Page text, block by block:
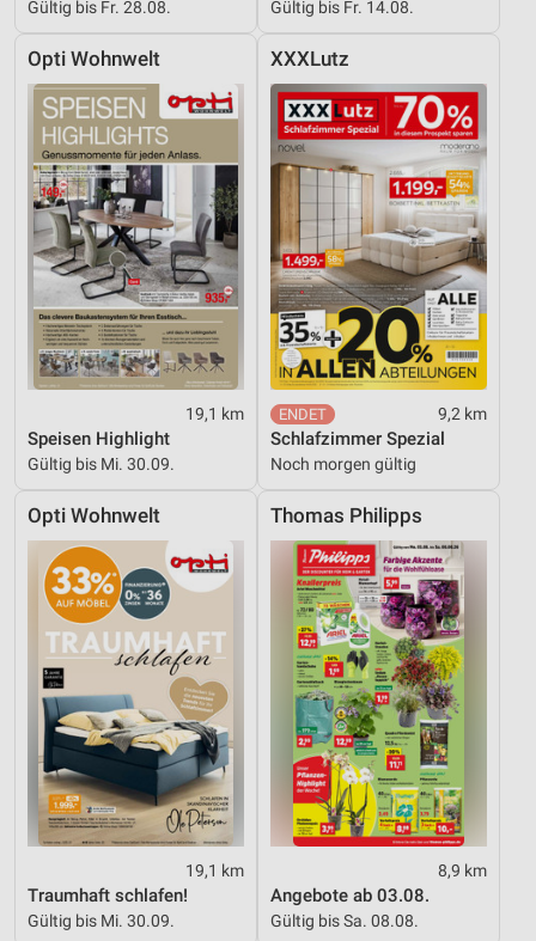
Gültig bis Fr. 28.08. Gültig bis Fr. 14.08.
Opti Wohnwelt
19,1 km
Speisen Highlight
Gültig bis Mi. 30.09.
XXXLutz
9,2 km
Schlafzimmer Spezial
Noch morgen gültig
Opti Wohnwelt
19,1 km
Traumhaft schlafen!
Gültig bis Mi. 30.09.
Thomas Philipps
8,9 km
Angebote ab 03.08.
Gültig bis Sa. 08.08.